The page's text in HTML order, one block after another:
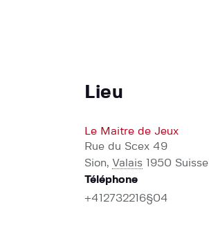
Lieu
Le Maitre de Jeux
Rue du Scex 49
Sion, Valais 1950 Suisse
Téléphone
+412732216§04